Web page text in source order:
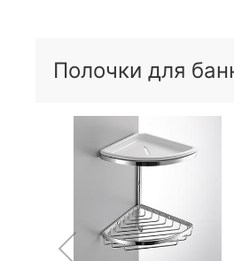
Полочки для